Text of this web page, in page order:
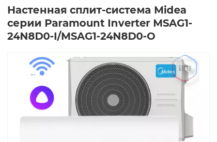
Настенная сплит-система Midea
серии Paramount Inverter MSAG1-
24N8D0-I/MSAG1-24N8D0-O